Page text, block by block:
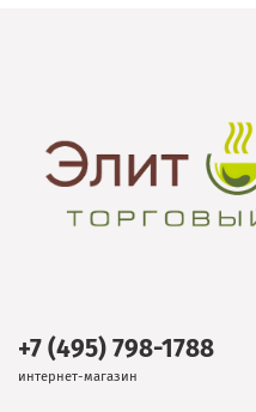
+7 (495) 798-1788
интернет-магазин